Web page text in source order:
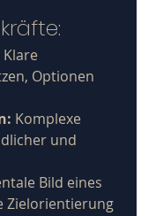
Klare
Optionen
Komplexe
und
Bild eines
Zielorientierung